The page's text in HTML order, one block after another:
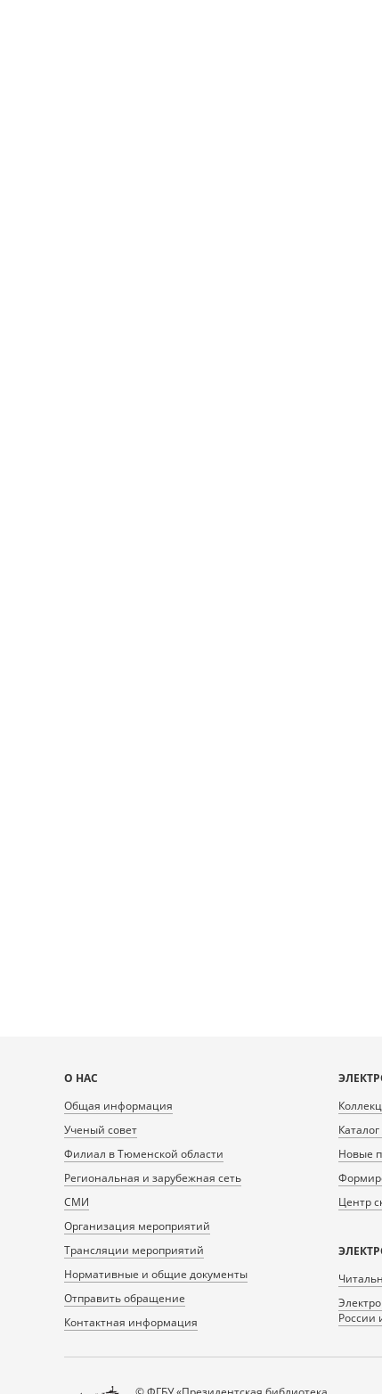
Карта
сайта
О НАС
Общая информация
Ученый совет
Филиал в Тюменской области
Региональная и зарубежная сеть
СМИ
Организация мероприятий
Трансляции мероприятий
Нормативные и общие документы
Отправить обращение
Контактная информация
Новые
Центр
России